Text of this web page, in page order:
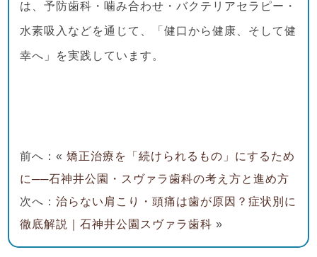
は、予防歯科・噛み合わせ・バクテリアセラピー・
水素吸入などを通じて、「健口から健康、そして健
幸へ」を実践しています。
前へ：« 矯正治療を「続けられるもの」にするため
に──石神井公園・スヴァラ歯科の考え方と進め方
次へ： 治らない肩こり・頭痛は歯が原因？症状別に
徹底解説｜石神井公園スヴァラ歯科 »